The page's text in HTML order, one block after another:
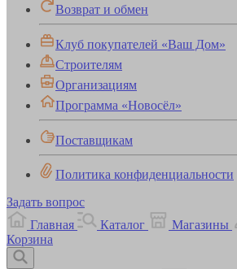
Возврат и обмен
Клуб покупателей «Ваш Дом»
Строителям
Организациям
Программа «Новосёл»
Поставщикам
Политика конфиденциальности
Задать вопрос
Главная
Каталог Магазины
Корзина